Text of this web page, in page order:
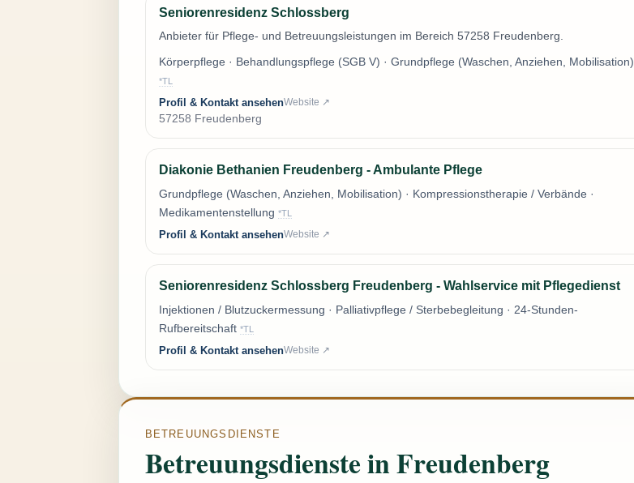
Seniorenresidenz Schlossberg
Anbieter für Pflege- und Betreuungsleistungen im Bereich 57258 Freudenberg.
Körperpflege · Behandlungspflege (SGB V) · Grundpflege (Waschen, Anziehen, Mobilisation)
*TL
Profil & Kontakt ansehenWebsite ↗
57258 Freudenberg
Diakonie Bethanien Freudenberg - Ambulante Pflege
Grundpflege (Waschen, Anziehen, Mobilisation) · Kompressionstherapie / Verbände ·
Medikamentenstellung *TL
Profil & Kontakt ansehenWebsite ↗
Seniorenresidenz Schlossberg Freudenberg - Wahlservice mit Pflegedienst
Injektionen / Blutzuckermessung · Palliativpflege / Sterbebegleitung · 24-Stunden-
Rufbereitschaft *TL
Profil & Kontakt ansehenWebsite ↗
BETREUUNGSDIENSTE
Betreuungsdienste in Freudenberg